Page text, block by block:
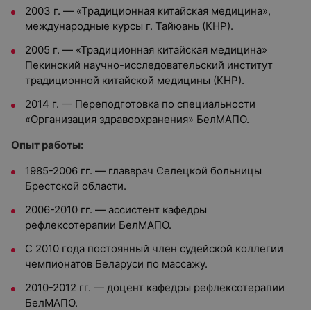
2003 г. — «Традиционная китайская медицина»,
международные курсы г. Тайюань (КНР).
2005 г. — «Традиционная китайская медицина»
Пекинский научно-исследовательский институт
традиционной китайской медицины (КНР).
2014 г. — Переподготовка по специальности
«Организация здравоохранения» БелМАПО.
Опыт работы:
1985-2006 гг. — главврач Селецкой больницы
Брестской области.
2006-2010 гг. — ассистент кафедры
рефлексотерапии БелМАПО.
С 2010 года постоянный член судейской коллегии
чемпионатов Беларуси по массажу.
2010-2012 гг. — доцент кафедры рефлексотерапии
БелМАПО.